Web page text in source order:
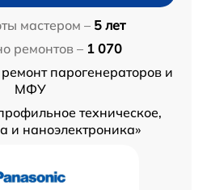
мастером – 5 лет
ремонтов – 1 070
ремонт парогенераторов и
МФУ
техническое,
и наноэлектроника»